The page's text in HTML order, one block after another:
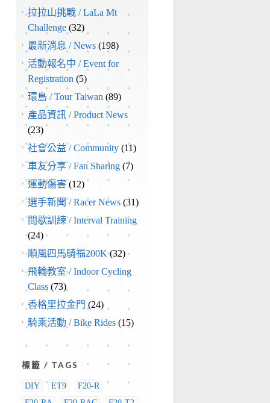
拉拉山挑戰 / LaLa Mt
Challenge (32)
最新消息 / News (198)
活動報名中 / Event for
Registration (5)
環島 / Tour Taiwan (89)
產品資訊 / Product News
(23)
社會公益 / Community (11)
車友分享 / Fan Sharing (7)
運動傷害(12)
選手新聞 / Racer News (31)
間歇訓練 / Interval Training
(24)
順風四馬騎福200K(32)
飛輪教室 / Indoor Cycling
Class (73)
香格里拉金門 (24)
騎乘活動 / Bike Rides (15)
標籤 / TAGS
DIY ET9
F20-R